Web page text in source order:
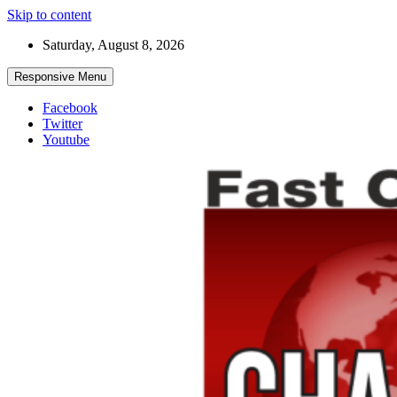
Skip to content
Saturday, August 8, 2026
Responsive Menu
Facebook
Twitter
Youtube